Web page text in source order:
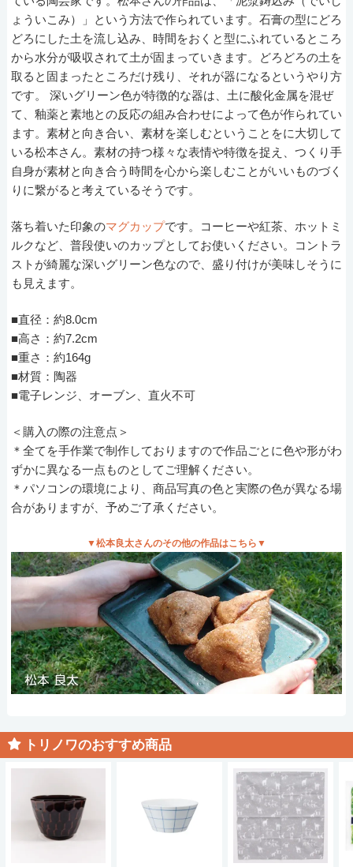
ょういこみ）」という方法で作られています。石膏の型にどろ
どろにした土を流し込み、時間をおくと型にふれているところ
から水分が吸収されて土が固まっていきます。どろどろの土を
取ると固まったところだけ残り、それが器になるというやり方
です。 深いグリーン色が特徴的な器は、土に酸化金属を混ぜ
て、釉薬と素地との反応の組み合わせによって色が作られてい
ます。素材と向き合い、素材を楽しむということをに大切して
いる松本さん。素材の持つ様々な表情や特徴を捉え、つくり手
自身が素材と向き合う時間を心から楽しむことがいいものづく
りに繋がると考えているそうです。
落ち着いた印象のマグカップです。コーヒーや紅茶、ホットミ
ルクなど、普段使いのカップとしてお使いください。コントラ
ストが綺麗な深いグリーン色なので、盛り付けが美味しそうに
も見えます。
■直径：約8.0cm
■高さ：約7.2cm
■重さ：約164g
■材質：陶器
■電子レンジ、オーブン、直火不可
＜購入の際の注意点＞
＊全てを手作業で制作しておりますので作品ごとに色や形がわ
ずかに異なる一点ものとしてご理解ください。
＊パソコンの環境により、商品写真の色と実際の色が異なる場
合がありますが、予めご了承ください。
▼松本良太さんのその他の作品はこちら▼
トリノワのおすすめ商品